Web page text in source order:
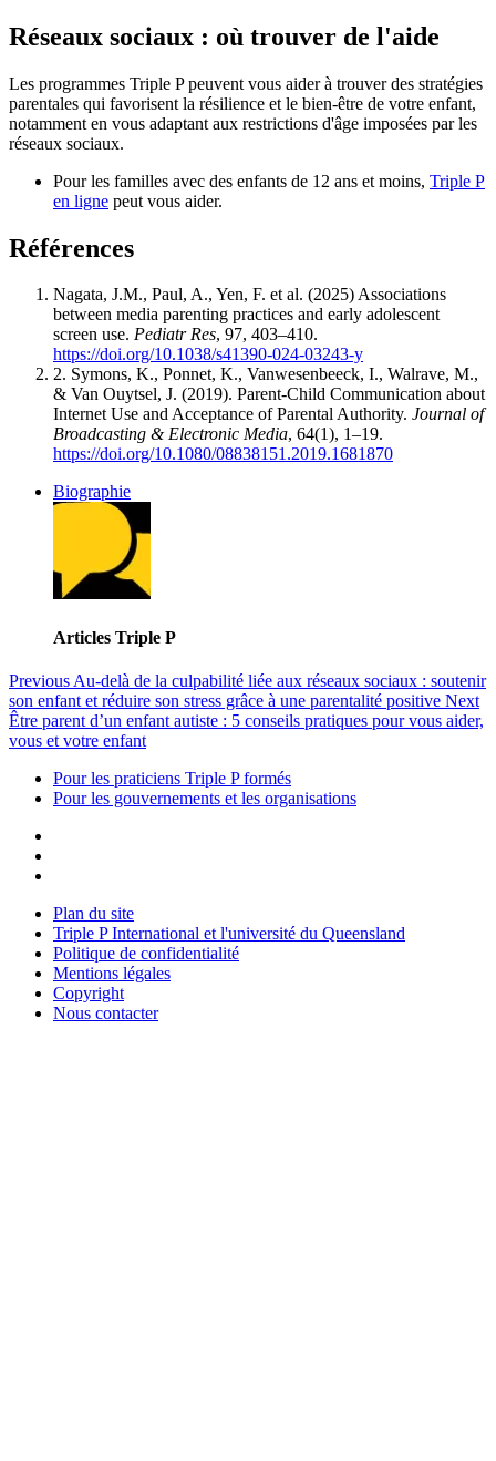
Réseaux sociaux : où trouver de l'aide
Les programmes Triple P peuvent vous aider à trouver des stratégies
parentales qui favorisent la résilience et le bien-être de votre enfant,
notamment en vous adaptant aux restrictions d'âge imposées par les
réseaux sociaux.
Pour les familles avec des enfants de 12 ans et moins, Triple P
en ligne peut vous aider.
Références
Nagata, J.M., Paul, A., Yen, F. et al. (2025) Associations
between media parenting practices and early adolescent
screen use. Pediatr Res, 97, 403–410.
https://doi.org/10.1038/s41390-024-03243-y
2. Symons, K., Ponnet, K., Vanwesenbeeck, I., Walrave, M.,
& Van Ouytsel, J. (2019). Parent-Child Communication about
Internet Use and Acceptance of Parental Authority. Journal of
Broadcasting & Electronic Media, 64(1), 1–19.
https://doi.org/10.1080/08838151.2019.1681870
Biographie
Articles Triple P
Previous Au-delà de la culpabilité liée aux réseaux sociaux : soutenir
son enfant et réduire son stress grâce à une parentalité positive Next
Être parent d’un enfant autiste : 5 conseils pratiques pour vous aider,
vous et votre enfant
Pour les praticiens Triple P formés
Pour les gouvernements et les organisations
Plan du site
Triple P International et l'université du Queensland
Politique de confidentialité
Mentions légales
Copyright
Nous contacter